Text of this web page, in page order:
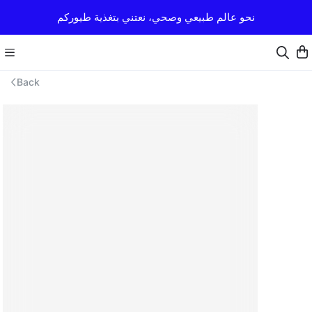
نحو عالم طبيعي وصحي، نعتني بتغذية طيوركم
Back